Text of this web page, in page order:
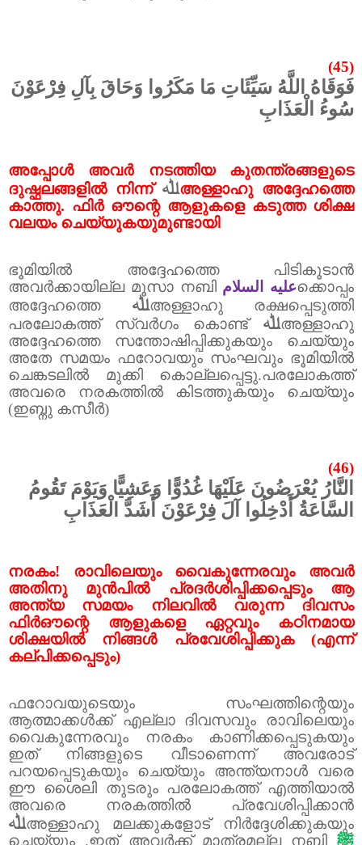
(45)
فَوَقَاهُ اللَّهُ سَيِّئَاتِ مَا مَكَرُوا وَحَاقَ بِآلِ فِرْعَوْنَ
سُوءُ الْعَذَابِ
അപ്പോൾ അവർ നടത്തിയ കുതന്ത്രങ്ങളുടെ
ദുഷ്ഫലങ്ങളിൽ നിന്ന് ﷲഅള്ളാഹു അദ്ദേഹത്തെ
കാത്തു. ഫിർ ഔന്റെ ആളുകളെ കടുത്ത ശിക്ഷ
വലയം ചെയ്യുകയുമുണ്ടായി
ഭൂമിയിൽ അദ്ദേഹത്തെ പിടികൂടാൻ
അവർക്കായില്ല മൂസാ നബി عليه السلامക്കൊപ്പം
അദ്ദേഹത്തെ ﷲഅള്ളാഹു രക്ഷപ്പെടുത്തി
പരലോകത്ത് സ്വർഗം കൊണ്ട് ﷲഅള്ളാഹു
അദ്ദേഹത്തെ സന്തോഷിപ്പിക്കുകയും ചെയ്യും
അതേ സമയം ഫറോവയും സംഘവും ഭൂമിയിൽ
ചെങ്കടലിൽ മുക്കി കൊല്ലപ്പെട്ടു.പരലോകത്ത്
അവരെ നരകത്തിൽ കിടത്തുകയും ചെയ്യും
(ഇബ്നു കസീർ)
(46)
النَّارُ يُعْرَضُونَ عَلَيْهَا غُدُوًّا وَعَشِيًّا وَيَوْمَ تَقُومُ
السَّاعَةُ أَدْخِلُوا آلَ فِرْعَوْنَ أَشَدَّ الْعَذَابِ
നരകം! രാവിലെയും വൈകുന്നേരവും അവർ
അതിനു മുൻപിൽ പ്രദർശിപ്പിക്കപ്പെടും ആ
അന്ത്യ സമയം നിലവിൽ വരുന്ന ദിവസം
ഫിർഔന്റെ ആളുകളെ ഏറ്റവും കഠിനമായ
ശിക്ഷയിൽ നിങ്ങൾ പ്രവേശിപ്പിക്കുക (എന്ന്
കല്പിക്കപ്പെടും)
ഫറോവയുടെയും സംഘത്തിന്റെയും
ആത്മാക്കൾക്ക് എല്ലാ ദിവസവും രാവിലെയും
വൈകുന്നേരവും നരകം കാണിക്കപ്പെടുകയും
ഇത് നിങ്ങളുടെ വീടാണെന്ന് അവരോട്
പറയപ്പെടുകയും ചെയ്യും അന്ത്യനാൾ വരെ
ഈ ശൈലി തുടരും പരലോകത്ത് എത്തിയാൽ
അവരെ നരകത്തിൽ പ്രവേശിപ്പിക്കാൻ
ﷲഅള്ളാഹു മലക്കുകളോട് നിർദ്ദേശിക്കുകയും
ചെയ്യും .ഇത് അവർക്ക് മാത്രമല്ല നബി ﷺ